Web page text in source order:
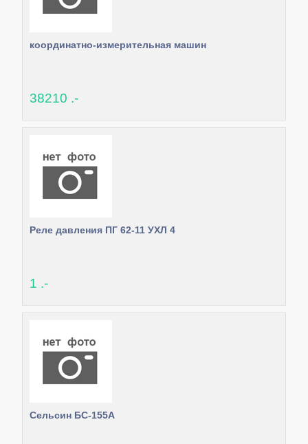
координатно-измерительная машин
38210 .-
Реле давления ПГ 62-11 УХЛ 4
1 .-
Сельсин БС-155А